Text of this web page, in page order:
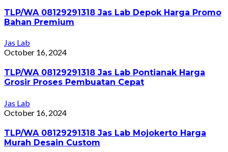
TLP/WA 08129291318 Jas Lab Depok Harga Promo
Bahan Premium
Jas Lab
October 16, 2024
TLP/WA 08129291318 Jas Lab Pontianak Harga
Grosir Proses Pembuatan Cepat
Jas Lab
October 16, 2024
TLP/WA 08129291318 Jas Lab Mojokerto Harga
Murah Desain Custom